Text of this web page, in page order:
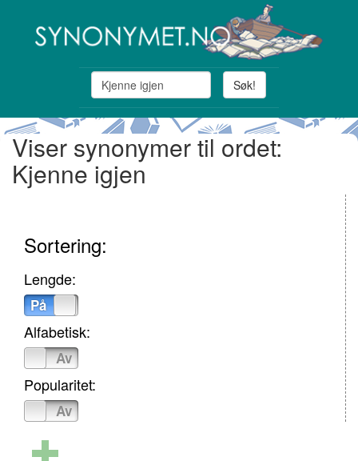
Søk!
Viser synonymer til ordet:
Kjenne igjen
Sortering:
Lengde:
På
Alfabetisk:
Av
Popularitet:
Av